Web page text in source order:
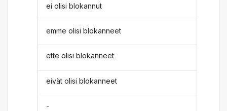
ei olisi blokannut
emme olisi blokanneet
ette olisi blokanneet
eivät olisi blokanneet
-